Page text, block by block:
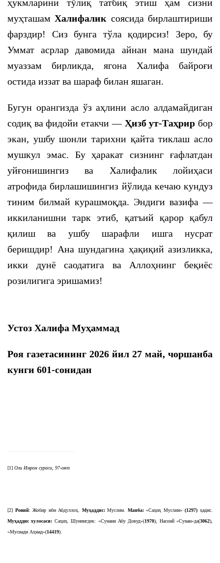
ҳукмларини тўлиқ татбиқ этиш ҳам сизни
муҳташамХалифалик соясида бирлаштириши
фарздир! Сиз бунга тўла қодирсиз! Зеро, бу
Уммат асрлар давомида айнан мана шундай
муаззам бирликда, ягона Халифа байроғи
остида иззат ва шараф билан яшаган.
Бугун орангизда ўз аҳлини асло алдамайдиган
содиқ ва фидойи етакчи — Ҳизб ут-Таҳрир бор
экан, ушбу шонли тарихни қайта тиклаш асло
мушкул эмас. Бу ҳаракат сизнинг ғафлатдан
уйғонишингиз ва Халифалик лойиҳаси
атрофида бирлашишингиз йўлида кечаю кундуз
тиним билмай курашмоқда. Эндиги вазифа —
иккиланишни тарк этиб, қатъий қарор қабул
қилиш ва ушбу шарафли ишга нусрат
беришдир! Ана шундагина ҳақиқий азизликка,
икки дунё саодатига ва Аллоҳнинг беқиёс
розилигига эришамиз!
Устоз Халифа Муҳаммад
Роя газетасининг 2026 йил 27 май, чоршанба
кунги 601-сонидан
[1] Оли Имрон сураси, 97-оят
[2] Ровий: Жобир ибн Абдуллоҳ. Муҳаддис:Муслим. Манба:«Саҳиҳ Муслим»(1297) ҳадис.
Муҳаддис хулосаси: Саҳиҳ. Шунингдек: «Сунани Абу Довуд»(1970), Насоий «Сунан»да(3062),
«Муснади Аҳмад»(14419).